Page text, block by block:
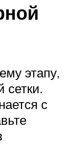
этапу,
сетки.
с